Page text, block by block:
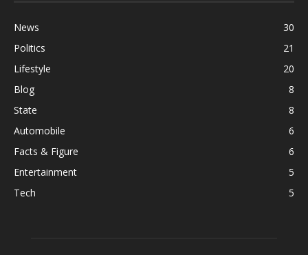
News
30
Politics
21
Lifestyle
20
Blog
8
State
8
Automobile
6
Facts & Figure
6
Entertainment
5
Tech
5